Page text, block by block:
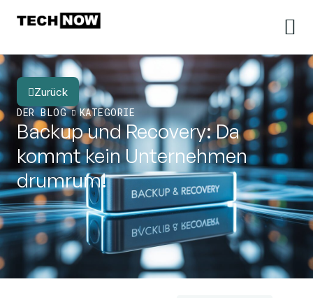
Zurück
DER BLOG
KATEGORIE
Backup und Recovery: Da
kommt kein Unternehmen
drumrum!